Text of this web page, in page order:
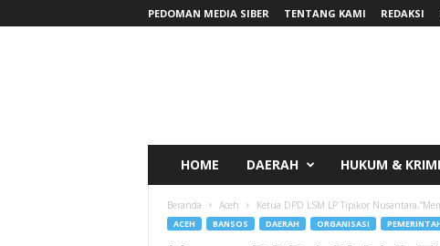
PEDOMAN MEDIA SIBER TENTANG KAMI REDAKSI
HOME DAERAH HUKUM &
Beranda Aceh Ketua DPD LSM LP Tipikor
ACEH BANSOS DAERAH ORGANISASI